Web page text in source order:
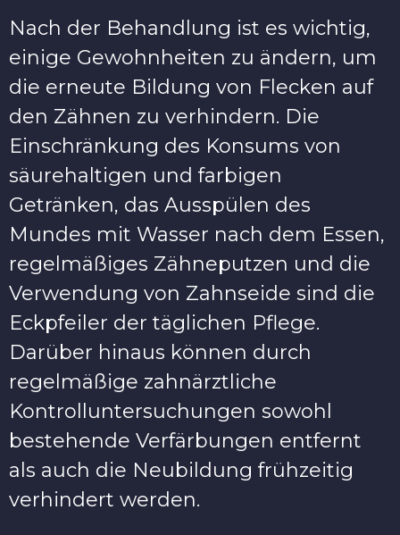
Nach der Behandlung ist es wichtig,
einige Gewohnheiten zu ändern, um
die erneute Bildung von Flecken auf
den Zähnen zu verhindern. Die
Einschränkung des Konsums von
säurehaltigen und farbigen
Getränken, das Ausspülen des
Mundes mit Wasser nach dem Essen,
regelmäßiges Zähneputzen und die
Verwendung von Zahnseide sind die
Eckpfeiler der täglichen Pflege.
Darüber hinaus können durch
regelmäßige zahnärztliche
Kontrolluntersuchungen sowohl
bestehende Verfärbungen entfernt
als auch die Neubildung frühzeitig
verhindert werden.